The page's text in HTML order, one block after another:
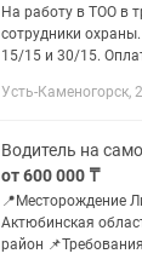
На работу в ТОО в
сотрудники
15/15 и 30/15.
до 150000, за 30
Усть-Каменогорск,
от 600 000 ₸
📍Месторождение
Актюбинская
район 📌Требования: Водительское